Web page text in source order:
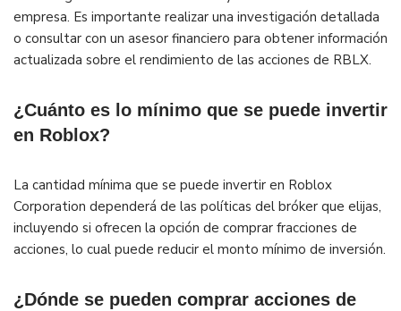
empresa. Es importante realizar una investigación detallada
o consultar con un asesor financiero para obtener información
actualizada sobre el rendimiento de las acciones de RBLX.
¿Cuánto es lo mínimo que se puede invertir
en Roblox?
La cantidad mínima que se puede invertir en Roblox
Corporation dependerá de las políticas del bróker que elijas,
incluyendo si ofrecen la opción de comprar fracciones de
acciones, lo cual puede reducir el monto mínimo de inversión.
¿Dónde se pueden comprar acciones de